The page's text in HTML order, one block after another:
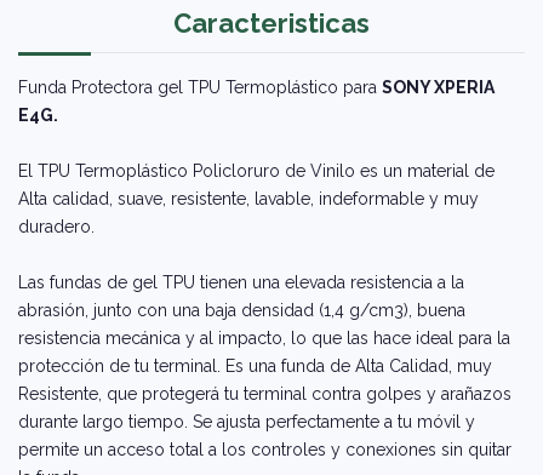
Caracteristicas
Funda Protectora gel TPU Termoplástico para SONY XPERIA
E4G.
El TPU Termoplástico Policloruro de Vinilo es un material de
Alta calidad, suave, resistente, lavable, indeformable y muy
duradero.
Las fundas de gel TPU tienen una elevada resistencia a la
abrasión, junto con una baja densidad (1,4 g/cm3), buena
resistencia mecánica y al impacto, lo que las hace ideal para la
protección de tu terminal. Es una funda de Alta Calidad, muy
Resistente, que protegerá tu terminal contra golpes y arañazos
durante largo tiempo. Se ajusta perfectamente a tu móvil y
permite un acceso total a los controles y conexiones sin quitar